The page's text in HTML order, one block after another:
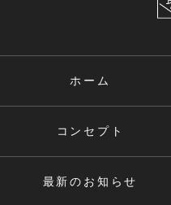
ホーム
コンセプト
最新のお知らせ